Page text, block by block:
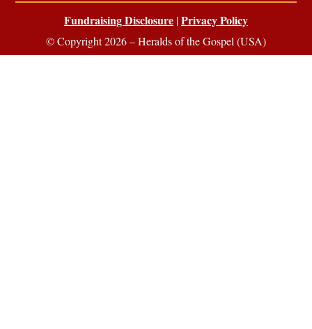
Fundraising Disclosure |Privacy Policy
© Copyright 2026 – Heralds of the Gospel (USA)